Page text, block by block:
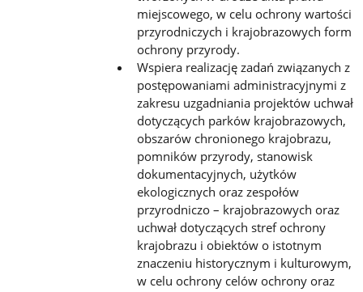
miejscowego, w celu ochrony wartości
przyrodniczych i krajobrazowych form
ochrony przyrody.
Wspiera realizację zadań związanych z
postępowaniami administracyjnymi z
zakresu uzgadniania projektów uchwał
dotyczących parków krajobrazowych,
obszarów chronionego krajobrazu,
pomników przyrody, stanowisk
dokumentacyjnych, użytków
ekologicznych oraz zespołów
przyrodniczo – krajobrazowych oraz
uchwał dotyczących stref ochrony
krajobrazu i obiektów o istotnym
znaczeniu historycznym i kulturowym,
w celu ochrony celów ochrony oraz